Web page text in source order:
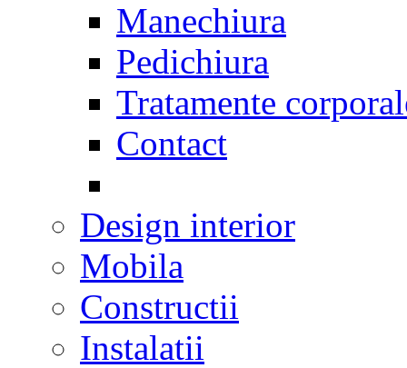
Manechiura
Pedichiura
Tratamente
Contact
Design interior
Mobila
Constructii
Instalatii